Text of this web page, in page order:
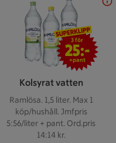
Kolsyrat vatten
Ramlösa. 1,5 liter. Max 1
köp/hushåll. Jmfpris
5:56/liter + pant. Ord.pris
14:14 kr.
3 för 25 kr
3 för
25:-
+pant